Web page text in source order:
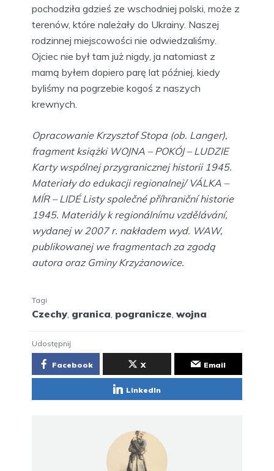
pochodziła gdzieś ze wschodniej polski, może z
terenów, które należały do Ukrainy. Naszej
rodzinnej miejscowości nie odwiedzaliśmy.
Ojciec nie był tam już nigdy, ja natomiast z
mamą byłem dopiero parę lat później, kiedy
byliśmy na pogrzebie kogoś z naszych
krewnych.
Opracowanie Krzysztof Stopa (ob. Langer),
fragment książki WOJNA – POKÓJ – LUDZIE
Karty wspólnej przygranicznej historii 1945.
Materiały do edukacji regionalnej/ VÁLKA –
MÍR – LIDÉ Listy společné příhraniční historie
1945. Materiály k regionálnímu vzdělávání,
wydanej w 2007 r. nakładem wyd. WAW,
publikowanej we fragmentach za zgodą
autora oraz Gminy Krzyżanowice.
Tagi
Czechy granica pogranicze wojna
Udostępnij
Facebook X Email
LinkedIn